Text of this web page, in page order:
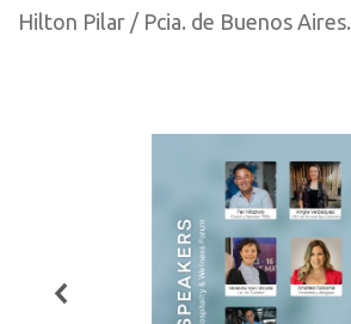
Hilton Pilar / Pcia. de Buenos Aires.